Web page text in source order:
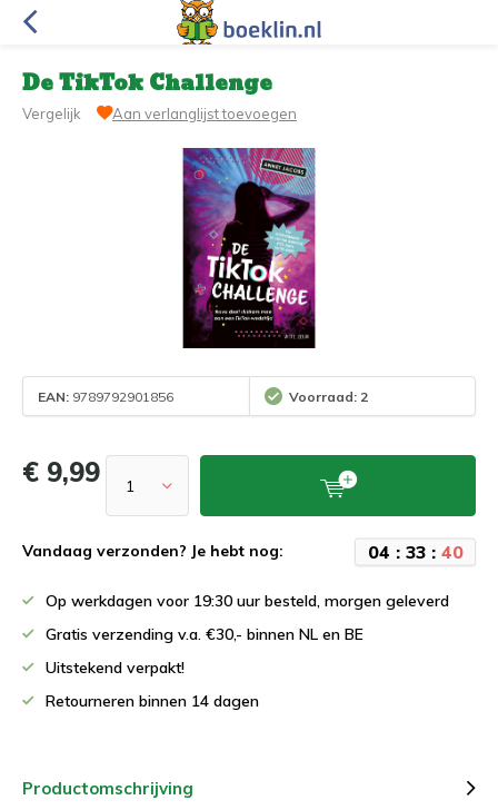
De TikTok Challenge
Vergelijk Aan verlanglijst toevoegen
EAN: 9789792901856 Voorraad: 2
€ 9,99
Vandaag verzonden? Je hebt nog: 04 : 33: 40
Op werkdagen voor 19:30 uur besteld, morgen geleverd
Gratis verzending v.a. €30,- binnen NL en BE
Uitstekend verpakt!
Retourneren binnen 14 dagen
Productomschrijving